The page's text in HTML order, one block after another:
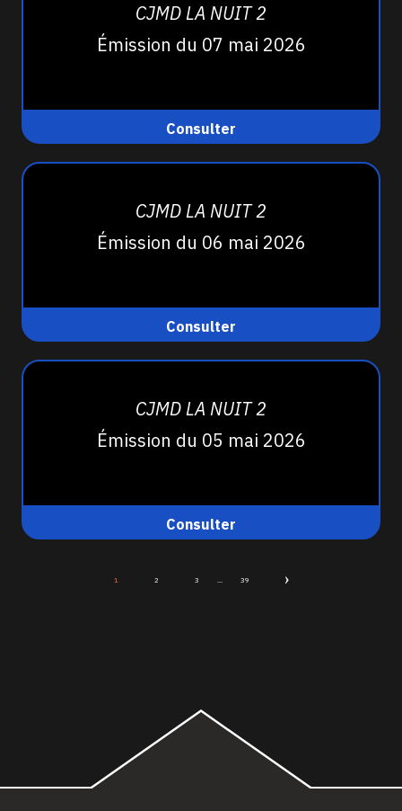
CJMD LA NUIT 2
Émission du 07 mai 2026
Consulter
CJMD LA NUIT 2
Émission du 06 mai 2026
Consulter
CJMD LA NUIT 2
Émission du 05 mai 2026
Consulter
1 2 3 ... 39